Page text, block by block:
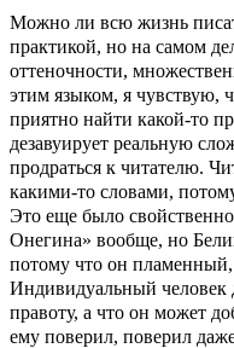
Можно ли всю жизнь
практикой, но на самом
оттеночности,
этим языком, я чувствую,
приятно найти какой-то
дезавуирует реальную
продраться к читателю.
какими-то словами,
Это еще было
Онегина» вообще, но
потому что он
Индивидуальный человек
правоту, а что он может
ему поверил, поверил